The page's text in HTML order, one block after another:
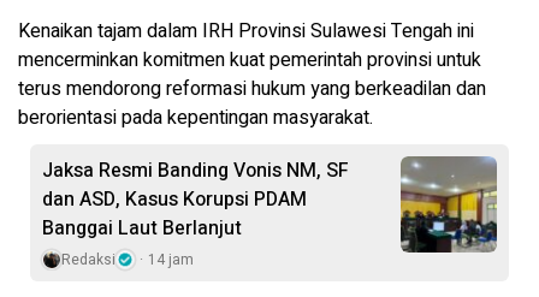
Kenaikan tajam dalam IRH Provinsi Sulawesi Tengah ini
mencerminkan komitmen kuat pemerintah provinsi untuk
terus mendorong reformasi hukum yang berkeadilan dan
berorientasi pada kepentingan masyarakat.
Jaksa Resmi Banding Vonis NM, SF
dan ASD, Kasus Korupsi PDAM
Banggai Laut Berlanjut
Redaksi 14 jam